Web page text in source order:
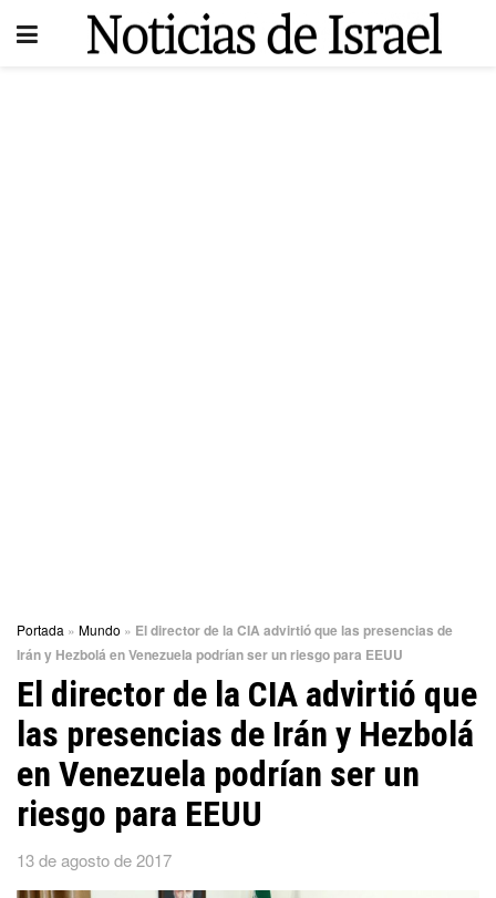
Portada » Mundo » El director de la CIA advirtió que las presencias de
Irán y Hezbolá en Venezuela podrían ser un riesgo para EEUU
El director de la CIA advirtió que
las presencias de Irán y Hezbolá
en Venezuela podrían ser un
riesgo para EEUU
13 de agosto de 2017